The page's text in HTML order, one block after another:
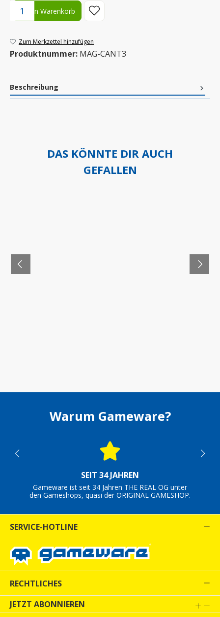
Produkt Anzahl: Gib den gewünschten Wert ein oder benutze
In den Warenkorb
Zum Merkzettel hinzufügen
Produktnummer: MAG-CANT3
Beschreibung
DAS KÖNNTE DIR AUCH
GEFALLEN
Warum Gameware?
SEIT 34 JAHREN
Gameware ist seit 34 Jahren THE REAL OG unter
den Gameshops, quasi der ORIGINAL GAMESHOP.
SERVICE-HOTLINE
RECHTLICHES
JETZT ABONNIEREN